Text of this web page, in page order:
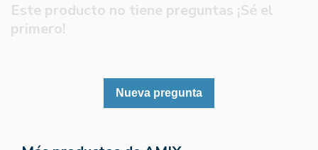
Este producto no tiene preguntas ¡Sé el
primero!
Nueva pregunta